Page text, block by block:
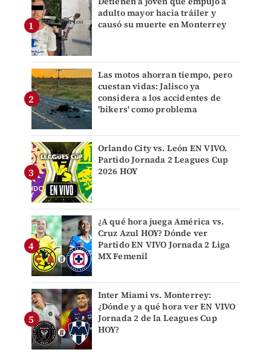
adulto mayor hacia tráiler y
causó su muerte en Monterrey
Las motos ahorran tiempo, pero
cuestan vidas: Jalisco ya
considera a los accidentes de
'bikers' como problema
Orlando City vs. León EN VIVO.
Partido Jornada 2 Leagues Cup
2026 HOY
¿A qué hora juega América vs.
Cruz Azul HOY? Dónde ver
Partido EN VIVO Jornada 2 Liga
MX Femenil
Inter Miami vs. Monterrey:
¿Dónde y a qué hora ver EN VIVO
Jornada 2 de la Leagues Cup
HOY?